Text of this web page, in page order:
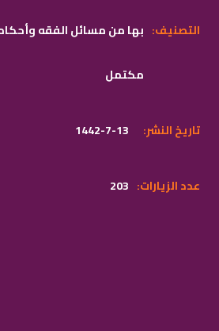
بها من مسائل الفقه
مكتمل
:التصنيف
1442-7-13 :تاريخ النشر
203 :عدد الزيارات